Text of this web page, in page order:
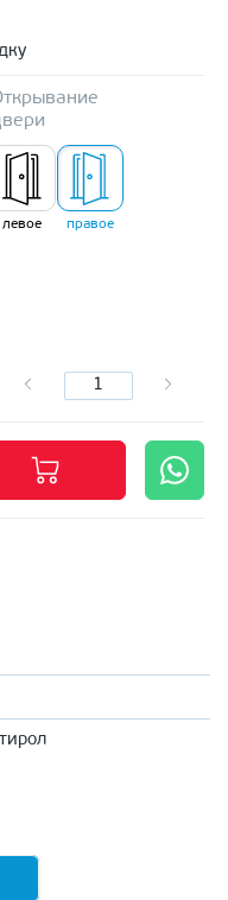
левое правое